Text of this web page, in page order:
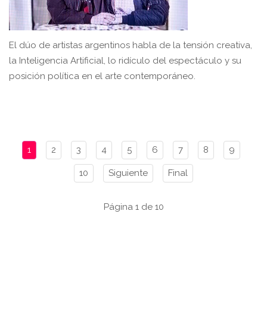
El dúo de artistas argentinos habla de la tensión creativa,
la Inteligencia Artificial, lo ridículo del espectáculo y su
posición política en el arte contemporáneo.
1 2 3 4 5 6 7 8 9
10 Siguiente Final
Página 1 de 10